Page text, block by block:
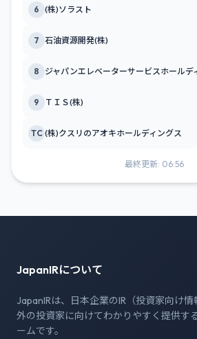
6 (株)ソラスト
7 石油資源開発(株)
8 ジャパンエレベーターサービスホールデ
9 ＴＩＳ(株)
TC (株)クスリのアオキホールディングス
最終更新: 06:56
JapanIRについて
JapanIRは、日本企業のIR（投資家向け
外の投資家に向けてわかりやすく提供す
ームです。